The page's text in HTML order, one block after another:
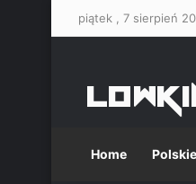
piątek , 7 sierpień
Home